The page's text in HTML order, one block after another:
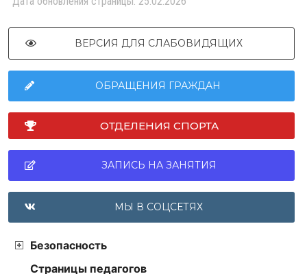
ВЕРСИЯ ДЛЯ СЛАБОВИДЯЩИХ
ОБРАЩЕНИЯ ГРАЖДАН
ОТДЕЛЕНИЯ СПОРТА
ЗАПИСЬ НА ЗАНЯТИЯ
МЫ В СОЦСЕТЯХ
Безопасность
Страницы педагогов